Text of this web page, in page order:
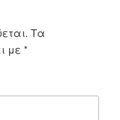
Τα
με *